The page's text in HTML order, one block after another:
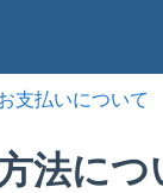
支払いについて
法につ